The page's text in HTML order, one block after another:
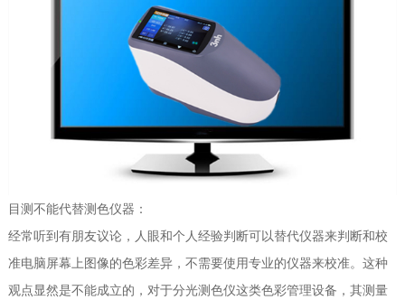
目测不能代替测色仪器：
经常听到有朋友议论，人眼和个人经验判断可以替代仪器来判断和校
准电脑屏幕上图像的色彩差异，不需要使用专业的仪器来校准。这种
观点显然是不能成立的，对于分光测色仪这类色彩管理设备，其测量